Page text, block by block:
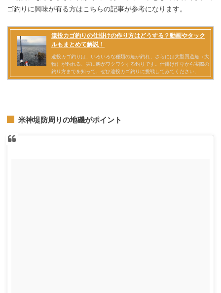
ゴ釣りに興味が有る方はこちらの記事が参考になります。
米神堤防周りの地磯がポイント